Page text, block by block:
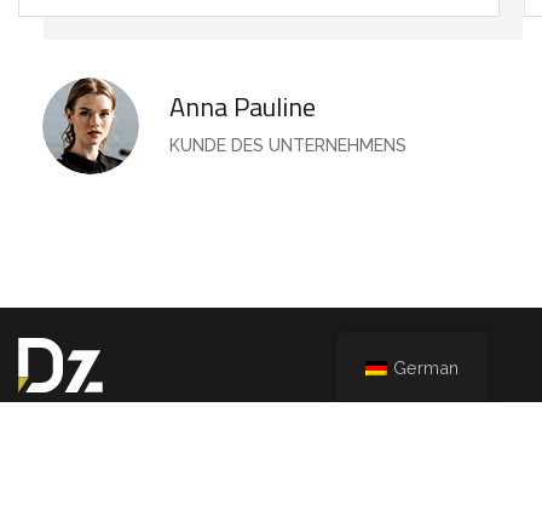
Anna Pauline
KUNDE DES UNTERNEHMENS
German